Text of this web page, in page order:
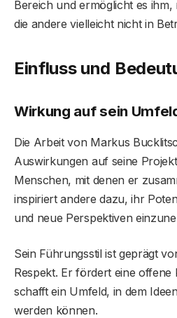
Bereich und ermöglicht es ihm,
die andere vielleicht nicht in
Einfluss und
Wirkung auf sein
Die Arbeit von Markus
Auswirkungen auf seine
Menschen, mit denen er
inspiriert andere dazu, ihr
und neue Perspektiven
Sein Führungsstil ist geprägt
Respekt. Er fördert eine offene
schafft ein Umfeld, in dem
werden können.